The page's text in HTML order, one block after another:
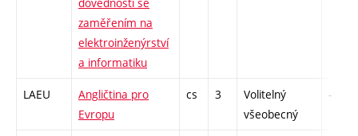
zaměřením na
elektroinženýrství
a informatiku
LAEU
Angličtina pro
Evropu
cs 3
Volitelný
všeobecný
-